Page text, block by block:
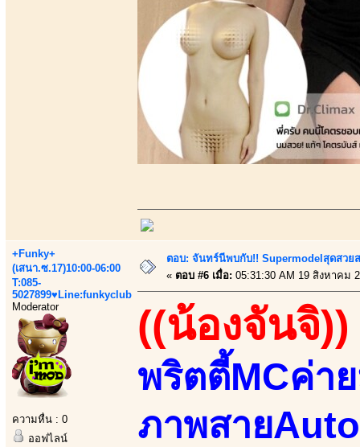
+Funky+
(เสนา.ซ.17)10:00-06:00
T:085-
5027899♥Line:funkyclub
Moderator
ความหื่น : 0
ออฟไลน์
ตอบ: จันทร์นีพบกับ!! Supermodelสุดสวย
« ตอบ #6 เมื่อ: 05:31:30 AM 19 สิงหาคม
((น้องจันจิ))
พริตตี้MCค่า
ภาพสาย